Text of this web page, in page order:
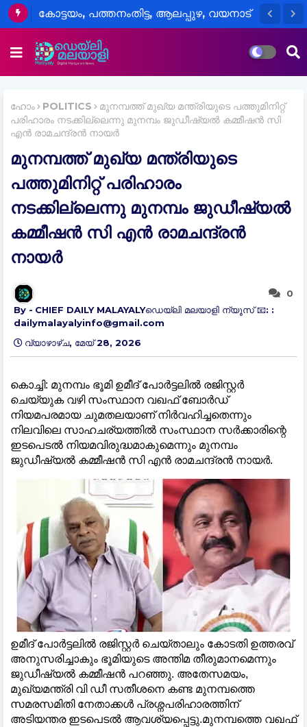
കോട്ടയം, പത്തനംതിട്ട, ആലപ്പുഴ, വയനാട്
സ്ഥാപനങ്ങൾക്ക് നാളെ അവധി
ഹോം POLITICS
മുനമ്പത്ത് മുഖ്യ മന്ത്രിയുടെ പത്തുമിനിറ്റ്
പരിഹാരം നടക്കില്ലെന്നു മുനമ്പം ജുഡീഷ്യൽ കമ്മീഷൻ സി
എൻ രാമചന്ദ്രൻ നായർ
മുനമ്പത്ത് മുഖ്യ മന്ത്രിയുടെ
പത്തുമിനിറ്റ് പരിഹാരം
നടക്കില്ലെന്നു മുനമ്പം ജുഡീഷ്യൽ
കമ്മീഷൻ സി എൻ രാമചന്ദ്രൻ
നായർ
0
CHIEF DAILY MALAYALYഡെയ്‌ലി മലയാളി ന്യൂസ് 📧: :
dailymalayalyinfo@gmail.com
വ്യാഴാഴ്‌ച, മേയ് 28, 2026
കൊച്ചി: മുനമ്പം ഭൂമി ഉമീദ് പോർട്ടലിൽ രജിസ്റ്റർ
ചെയ്യുക വഴി സംസ്ഥാന വഖഫ് ബോർഡ്
നിയമപരമായ ചുമതലയാണ് നിർവഹിച്ചതെന്നും
നിലവിലെ സാഹചര്യത്തിൽ സംസ്ഥാന സർക്കാരിന്റെ
ഇടപെടൽ നിയമവിരുദ്ധമാകുമെന്നും മുനമ്പം
ജുഡീഷ്യൽ കമ്മീഷൻ സി എൻ രാമചന്ദ്രൻ നായർ.
ഉമീദ് പോർട്ടലിൽ രജിസ്റ്റർ ചെയ്താലും കോടതി ഉത്തരവ്
അനുസരിച്ചാകും ഭൂമിയുടെ അന്തിമ തീരുമാനമെന്നും
ജുഡീഷ്യൽ കമ്മീഷൻ പറഞ്ഞു. അതേസമയം,
മുഖ്യമന്ത്രി വി ഡീ സതീശനെ കണ്ട മുനമ്പത്തെ
സമരസമിതി നേതാക്കൾ പ്രശ്നപരിഹാരത്തിന്
അടിയന്തര ഇടപെടൽ ആവശ്യപ്പെട്ടു.മുനമ്പത്തെ വഖഫ്